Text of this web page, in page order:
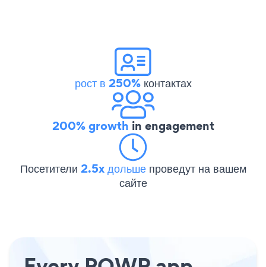
рост в 250%контактах
200% growth in engagement
Посетители 2.5x дольше проведут на вашем
сайте